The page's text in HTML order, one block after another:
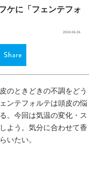
ケに「フェンテフォ
2024.04.26
のときどきの不調をどう
ンテフォルテは頭皮の悩
。今回は気温の変化・ス
よう。気分に合わせて香
いたい。